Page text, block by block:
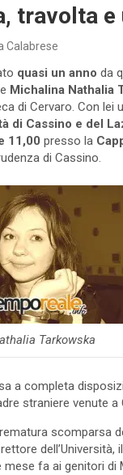
travolta
Calabrese
quasi un anno da
Michalina Nathalia
di Cervaro. Con lei
di Cassino e del
11,00 presso la
di Cassino.
Tarkowska
a completa
straniere venute a
scomparsa
dell’Università, il
fa ai genitori di